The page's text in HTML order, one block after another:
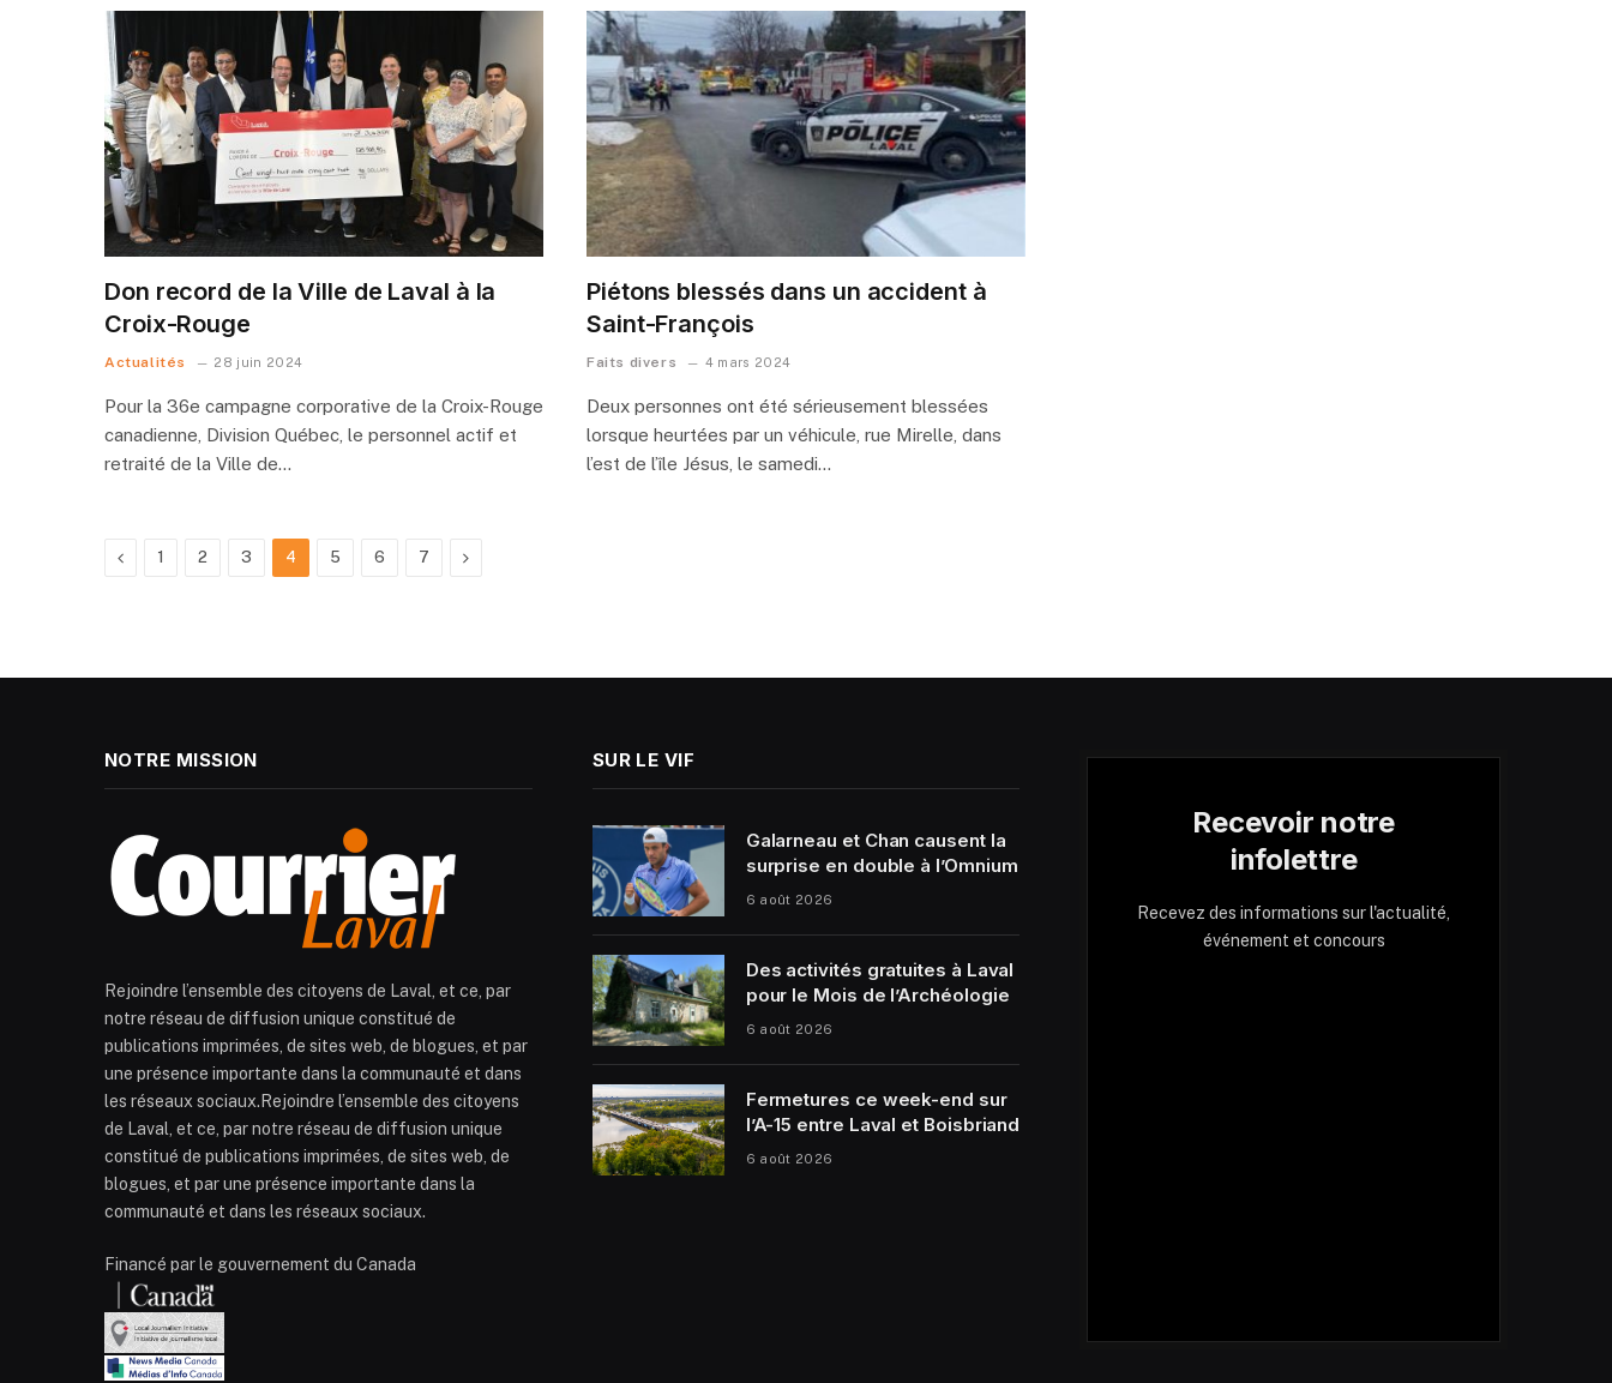
Don record de la Ville de Laval à la
Croix-Rouge
Actualités 28 juin 2024
Pour la 36e campagne corporative de la Croix-Rouge
canadienne, Division Québec, le personnel actif et
retraité de la Ville de…
Piétons blessés dans un accident à
Saint-François
Faits divers 4 mars 2024
Deux personnes ont été sérieusement blessées
lorsque heurtées par un véhicule, rue Mirelle, dans
l’est de l’île Jésus, le samedi…
Previous
1 2 3 4 5 6 7 Next
NOTRE MISSION
Rejoindre l’ensemble des citoyens de Laval, et ce, par
notre réseau de diffusion unique constitué de
publications imprimées, de sites web, de blogues, et par
une présence importante dans la communauté et dans
les réseaux sociaux.Rejoindre l’ensemble des citoyens
de Laval, et ce, par notre réseau de diffusion unique
constitué de publications imprimées, de sites web, de
blogues, et par une présence importante dans la
communauté et dans les réseaux sociaux.
Financé par le gouvernement du Canada
SUR LE VIF
Galarneau et Chan causent la
surprise en double à l’Omnium
6 août 2026
Des activités gratuites à Laval
pour le Mois de l’Archéologie
6 août 2026
Fermetures ce week-end sur
l’A-15 entre Laval et Boisbriand
6 août 2026
Recevoir notre
infolettre
Recevez des informations sur l'actualité,
événement et concours